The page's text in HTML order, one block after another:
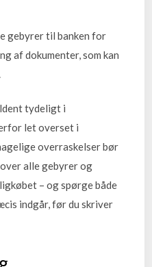
gebyrer til banken for
af dokumenter, som kan
tydeligt i
let overset i
overraskelser bør
alle gebyrer og
– og spørge både
indgår, før du skriver